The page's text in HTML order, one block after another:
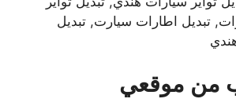
تبديل اطارات سيارت, تبديل
من موقعي